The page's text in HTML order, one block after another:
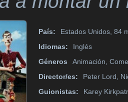
País:
Estados Unidos, 84
Idiomas:
Inglés
Géneros
Animación,
Director/es:
Peter Lord,
Guionistas:
Karey